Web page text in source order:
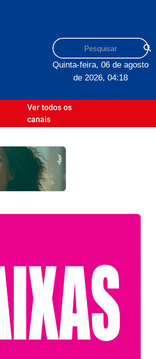
Quinta-feira, 06 de agosto
de 2026, 04:18
Ver todos os
canais